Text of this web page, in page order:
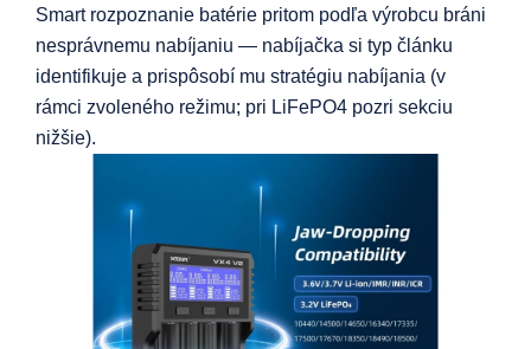
Smart rozpoznanie batérie pritom podľa výrobcu bráni
nesprávnemu nabíjaniu — nabíjačka si typ článku
identifikuje a prispôsobí mu stratégiu nabíjania (v
rámci zvoleného režimu; pri LiFePO4 pozri sekciu
nižšie).